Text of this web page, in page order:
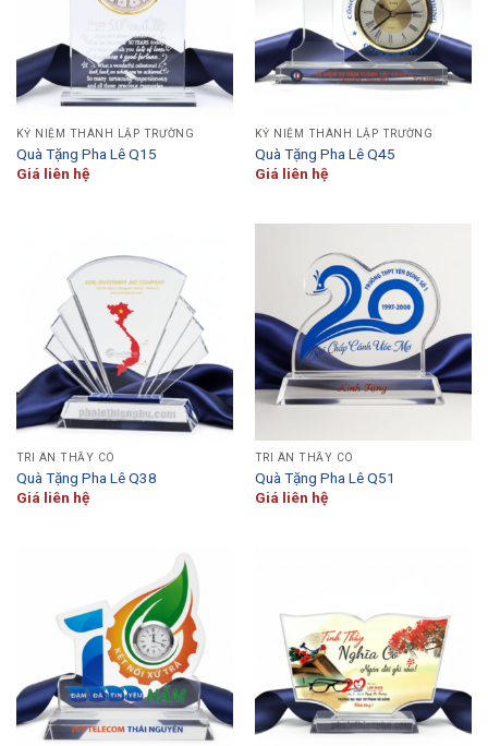
KỶ NIỆM THÀNH LẬP TRƯỜNG
Quà Tặng Pha Lê Q15
Giá liên hệ
KỶ NIỆM THÀNH LẬP TRƯỜNG
Quà Tặng Pha Lê Q45
Giá liên hệ
TRI ÂN THẦY CÔ
Quà Tặng Pha Lê Q38
Giá liên hệ
TRI ÂN THẦY CÔ
Quà Tặng Pha Lê Q51
Giá liên hệ